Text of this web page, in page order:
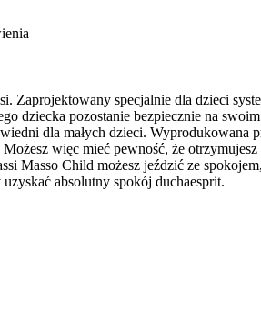
specjalnie dla dzieci
pozostanie bezpiecznie na
dla małych dzieci.
więc mieć pewność, że
Masso Child możesz jeździć ze
absolutny spokój duchaesprit.